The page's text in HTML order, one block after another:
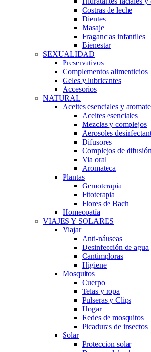
Costras de leche
Dientes
Masaje
Fragancias infantiles
Bienestar
SEXUALIDAD
Preservativos
Complementos alimenticios
Geles y lubricantes
Accesorios
NATURAL
Aceites esenciales y
Aceites esenciales
Mezclas y complejos
Aerosoles
Difusores
Complejos de difusión
Via oral
Aromateca
Plantas
Gemoterapia
Fitoterapia
Flores de Bach
Homeopatía
VIAJES Y SOLARES
Viajar
Anti-náuseas
Desinfección de agua
Cantimploras
Higiene
Mosquitos
Cuerpo
Telas y ropa
Pulseras y Clips
Hogar
Redes de mosquitos
Picaduras de insectos
Solar
Proteccion solar